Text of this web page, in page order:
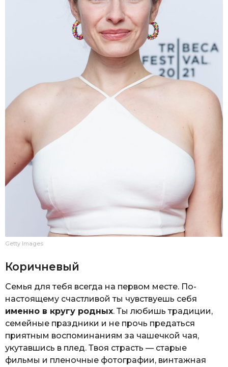
Getty Images
Коричневый
Семья для тебя всегда на первом месте. По-
настоящему счастливой ты чувствуешь себя
именно в кругу родных. Ты любишь традиции,
семейные праздники и не прочь предаться
приятным воспоминаниям за чашечкой чая,
укутавшись в плед. Твоя страсть — старые
фильмы и пленочные фотографии, винтажная